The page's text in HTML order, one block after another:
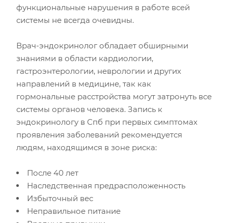
функциональные нарушения в работе всей
системы не всегда очевидны.
Врач-эндокринолог обладает обширными
знаниями в области кардиологии,
гастроэнтерологии, неврологии и других
направлений в медицине, так как
гормональные расстройства могут затронуть все
системы органов человека. Запись к
эндокринологу в Спб при первых симптомах
проявления заболеваний рекомендуется
людям, находящимся в зоне риска:
После 40 лет
Наследственная предрасположенность
Избыточный вес
Неправильное питание